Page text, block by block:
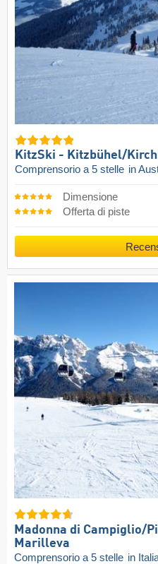
KitzSki - Kitzbühel/​
Comprensorio a 5 stelle in
Dimensione
Offerta di piste
Madonna di Campiglio/​
Marilleva
Comprensorio a 5 stelle in